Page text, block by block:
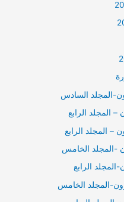
المجلد السادس
– المجلد الرابع
– المجلد الرابع
-المجلد الخامس
المجلد الرابع
المجلد الخامس